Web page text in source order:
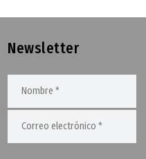
Newsletter